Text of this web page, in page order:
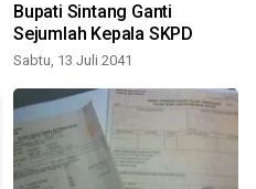
Bupati Sintang Ganti
Sejumlah Kepala SKPD
Sabtu, 13 Juli 2041